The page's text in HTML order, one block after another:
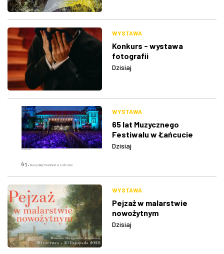
WYSTAWA
Konkurs - wystawa
fotografii
Dzisiaj
WYSTAWA
65 lat Muzycznego
Festiwalu w Łańcucie
Dzisiaj
WYSTAWA
Pejzaż w malarstwie
nowożytnym
Dzisiaj